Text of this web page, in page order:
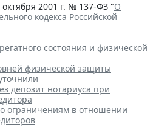
2001 г. № 137-ФЗ "О
кодекса Российской
состояния и физической
физической защиты
депозит нотариуса при
ограничениям в отношении